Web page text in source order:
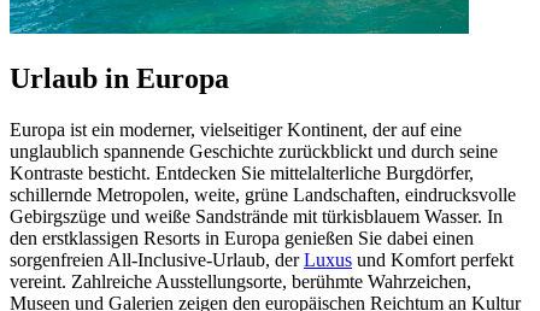
Urlaub in Europa
Europa ist ein moderner, vielseitiger Kontinent, der auf eine
unglaublich spannende Geschichte zurückblickt und durch seine
Kontraste besticht. Entdecken Sie mittelalterliche Burgdörfer,
schillernde Metropolen, weite, grüne Landschaften, eindrucksvolle
Gebirgszüge und weiße Sandstrände mit türkisblauem Wasser. In
den erstklassigen Resorts in Europa genießen Sie dabei einen
sorgenfreien All-Inclusive-Urlaub, derLuxus und Komfort perfekt
vereint. Zahlreiche Ausstellungsorte, berühmte Wahrzeichen,
Museen und Galerien zeigen den europäischen Reichtum an Kultur